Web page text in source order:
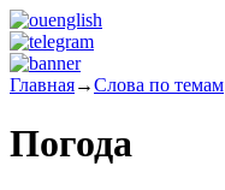
Главная→Слова по темам
Погода